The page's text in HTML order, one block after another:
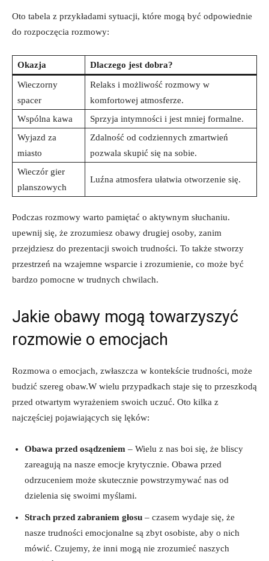
Oto tabela z przykładami sytuacji, które mogą być odpowiednie
do rozpoczęcia rozmowy:
Okazja Dlaczego jest dobra?
Wieczorny
spacer
Relaks i możliwość rozmowy w
komfortowej atmosferze.
Wspólna kawa
Sprzyja intymności i jest mniej formalne.
Wyjazd za
miasto
Zdalność od codziennych zmartwień
pozwala skupić się na sobie.
Wieczór gier
planszowych
Luźna atmosfera ułatwia otworzenie się.
Podczas rozmowy warto pamiętać o aktywnym słuchaniu.
upewnij się, że zrozumiesz obawy drugiej osoby, zanim
przejdziesz do prezentacji swoich trudności. To także stworzy
przestrzeń na wzajemne wsparcie i zrozumienie, co może być
bardzo pomocne w trudnych chwilach.
Jakie obawy mogą towarzyszyć
rozmowie o emocjach
Rozmowa o emocjach, zwłaszcza w kontekście trudności, może
budzić szereg obaw.W wielu przypadkach staje się to przeszkodą
przed otwartym wyrażeniem swoich uczuć. Oto kilka z
najczęściej pojawiających się lęków:
Obawa przed osądzeniem – Wielu z nas boi się, że bliscy
zareagują na nasze emocje krytycznie. Obawa przed
odrzuceniem może skutecznie powstrzymywać nas od
dzielenia się swoimi myślami.
Strach przed zabraniem głosu – czasem wydaje się, że
nasze trudności emocjonalne są zbyt osobiste, aby o nich
mówić. Czujemy, że inni mogą nie zrozumieć naszych